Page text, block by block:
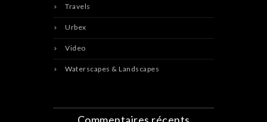
Travels
Urbex
Video
Waterscapes & Landscapes